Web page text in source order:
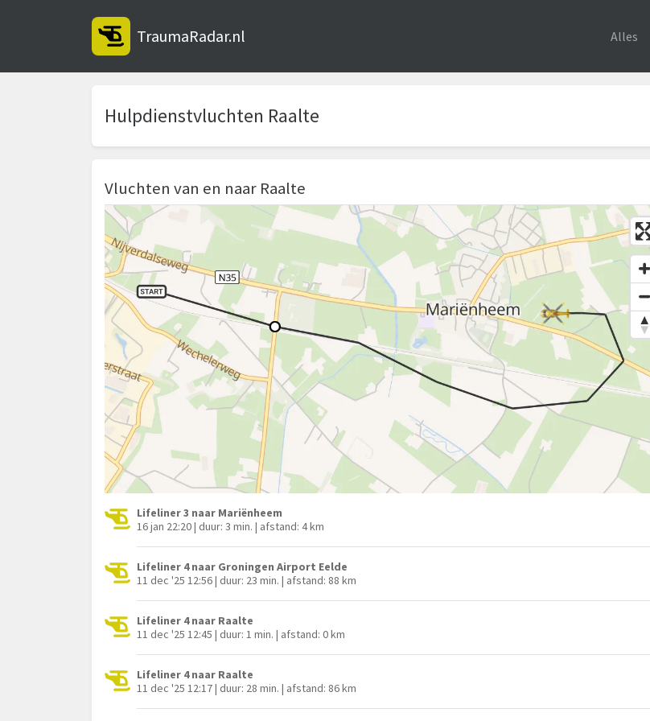
TraumaRadar.nl Alles
Hulpdienstvluchten Raalte
Vluchten van en naar Raalte
Lifeliner 3 naar Mariënheem
16 jan 22:20 | duur: 3 min. | afstand: 4 km
Lifeliner 4 naar Groningen Airport Eelde
11 dec '25 12:56 | duur: 23 min. | afstand: 88 km
Lifeliner 4 naar Raalte
11 dec '25 12:45 | duur: 1 min. | afstand: 0 km
Lifeliner 4 naar Raalte
11 dec '25 12:17 | duur: 28 min. | afstand: 86 km